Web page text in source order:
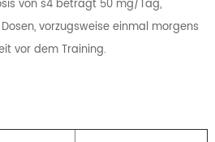
von s4 beträgt 50 mg/Tag,
vorzugsweise einmal morgens
vor dem Training.